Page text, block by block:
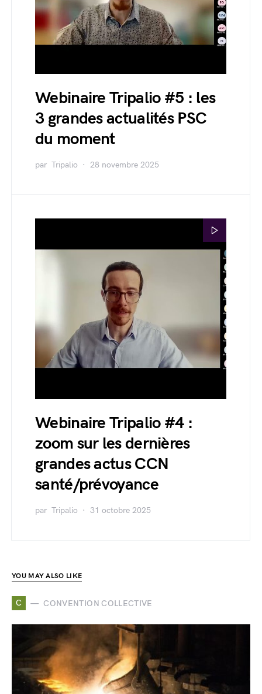
Webinaire Tripalio #5 : les
3 grandes actualités PSC
du moment
par Tripalio 28 novembre 2025
Webinaire Tripalio #4 :
zoom sur les dernières
grandes actus CCN
santé/prévoyance
par Tripalio 31 octobre 2025
YOU MAY ALSO LIKE
C CONVENTION COLLECTIVE